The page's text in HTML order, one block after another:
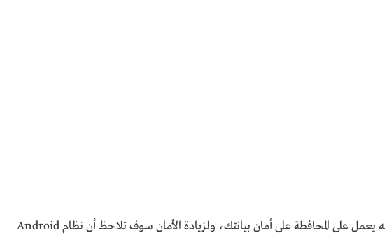
والمميز في هذا التطبيق أنه يعمل على المحافظة على أمان بيانتك، ولزيادة الأمان سوف تلاحظ أن نظام Android